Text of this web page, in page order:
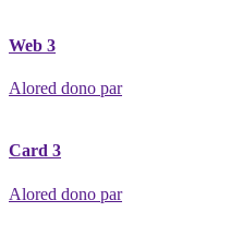
Web 3
Alored dono par
Card 3
Alored dono par